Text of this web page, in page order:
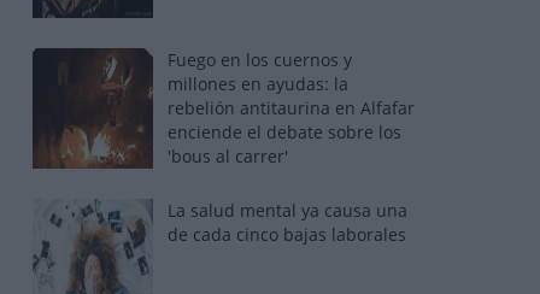
Fuego en los cuernos y
millones en ayudas: la
rebelión antitaurina en Alfafar
enciende el debate sobre los
'bous al carrer'
La salud mental ya causa una
de cada cinco bajas laborales